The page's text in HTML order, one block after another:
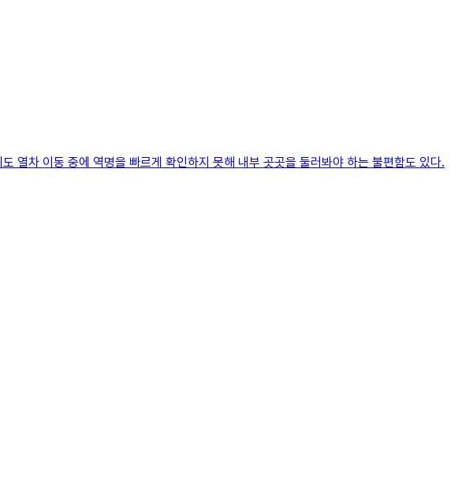
열차 이동 중에 역명을 빠르게 확인하지 못해 내부 곳곳을 둘러봐야 하는 불편함도 있다.